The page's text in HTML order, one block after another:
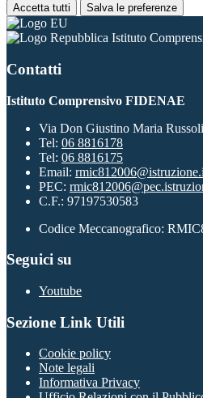
Accetta tutti Salva le preferenze
Istituto
Contatti
Istituto Comprensivo FIDENAE
Via Don Giustino Maria
Tel: 06 8816178
Tel: 06 8816175
Email:
PEC:
C.F.: 97197530583
Codice Meccanografico:
Seguici su
Youtube
Sezione Link Utili
Cookie policy
Note legali
Informativa Privacy